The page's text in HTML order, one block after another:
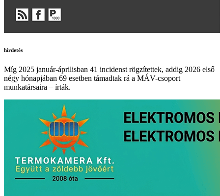
hirdetés
Míg 2025 január-áprilisban 41 incidenst rögzítettek, addig 2026 első
négy hónapjában 69 esetben támadtak rá a MÁV-csoport
munkatársaira – írták.